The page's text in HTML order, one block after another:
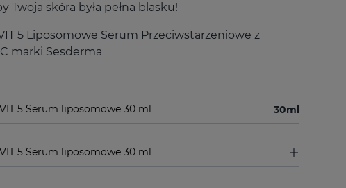
Twoja skóra była pełna blasku!
5 Liposomowe Serum Przeciwstarzeniowe z
marki Sesderma
5 Serum liposomowe 30 ml 30ml
5 Serum liposomowe 30 ml